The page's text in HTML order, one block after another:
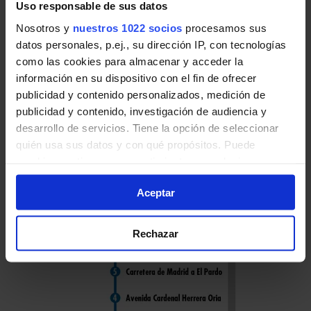
Uso responsable de sus datos
Nosotros y nuestros 1022 socios procesamos sus
datos personales, p.ej., su dirección IP, con tecnologías
como las cookies para almacenar y acceder la
información en su dispositivo con el fin de ofrecer
publicidad y contenido personalizados, medición de
publicidad y contenido, investigación de audiencia y
desarrollo de servicios. Tiene la opción de seleccionar
quién usa sus datos y con qué propósitos. Puede
momento desde la Declaración de cookies o clicando en
el Menú de consentimiento.
Si lo permite, también quisiéramos:
Identificar su dispositivo analizándolo activamente
Aceptar
Rechazar
Horario de vuelta
Tabla de horarios y frecuencias en sentido
vuelta de la línea 179 de Autobuses EMT de
Madrid: